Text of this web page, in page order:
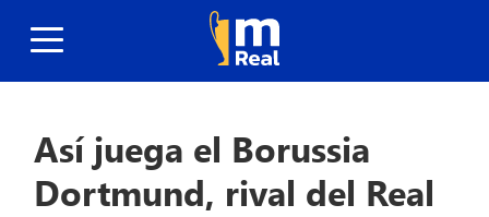
Así juega el Borussia
Dortmund, rival del Real